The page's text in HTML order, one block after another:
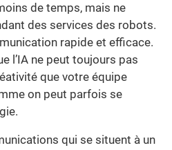
de temps, mais ne
des services des robots.
rapide et efficace.
l’IA ne peut toujours pas
que votre équipe
on peut parfois se
qui se situent à un